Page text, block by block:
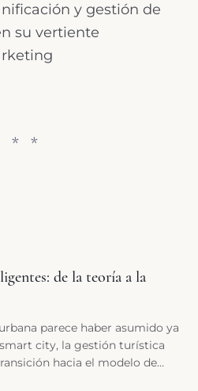
y gestión de
su vertiente
de la teoría a la
parece haber asumido ya
city, la gestión turística
hacia el modelo de